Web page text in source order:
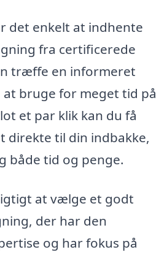
det enkelt at indhente
fra certificerede
træffe en informeret
bruge for meget tid på
et par klik kan du få
direkte til din indbakke,
både tid og penge.
at vælge et godt
der har den
og har fokus på